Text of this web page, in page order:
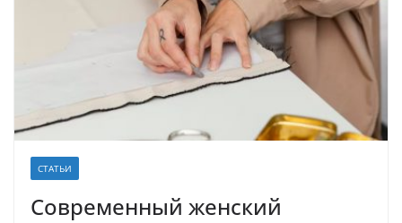
СТАТЬИ
Современный женский